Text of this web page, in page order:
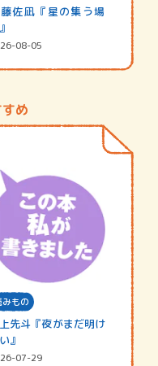
佐凪『星の集う場
08-05
め
みもの
先斗『夜がまだ明け
』
07-29